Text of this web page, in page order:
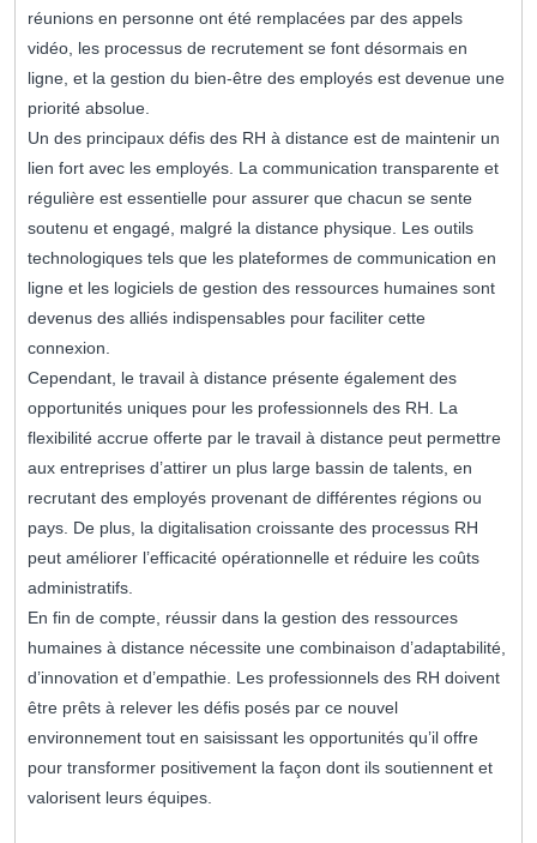
réunions en personne ont été remplacées par des appels
vidéo, les processus de recrutement se font désormais en
ligne, et la gestion du bien-être des employés est devenue une
priorité absolue.
Un des principaux défis des RH à distance est de maintenir un
lien fort avec les employés. La communication transparente et
régulière est essentielle pour assurer que chacun se sente
soutenu et engagé, malgré la distance physique. Les outils
technologiques tels que les plateformes de communication en
ligne et les logiciels de gestion des ressources humaines sont
devenus des alliés indispensables pour faciliter cette
connexion.
Cependant, le travail à distance présente également des
opportunités uniques pour les professionnels des RH. La
flexibilité accrue offerte par le travail à distance peut permettre
aux entreprises d’attirer un plus large bassin de talents, en
recrutant des employés provenant de différentes régions ou
pays. De plus, la digitalisation croissante des processus RH
peut améliorer l’efficacité opérationnelle et réduire les coûts
administratifs.
En fin de compte, réussir dans la gestion des ressources
humaines à distance nécessite une combinaison d’adaptabilité,
d’innovation et d’empathie. Les professionnels des RH doivent
être prêts à relever les défis posés par ce nouvel
environnement tout en saisissant les opportunités qu’il offre
pour transformer positivement la façon dont ils soutiennent et
valorisent leurs équipes.